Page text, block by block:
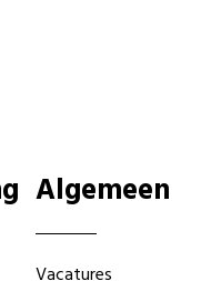
Algemeen
Vacatures